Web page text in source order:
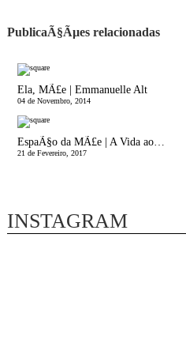
PublicaÃ§Ãµes relacionadas
Ela, MÃ£e | Emmanuelle Alt
04 de Novembro, 2014
EspaÃ§o da MÃ£e | A Vida aos 9 anos de Idade
21 de Fevereiro, 2017
INSTAGRAM